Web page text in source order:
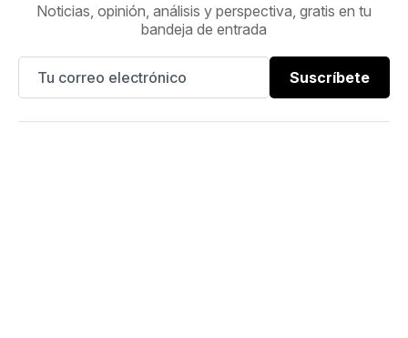
Noticias, opinión, análisis y perspectiva, gratis en tu
bandeja de entrada
Suscríbete